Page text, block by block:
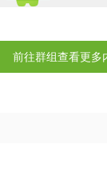
前往群组查看更多